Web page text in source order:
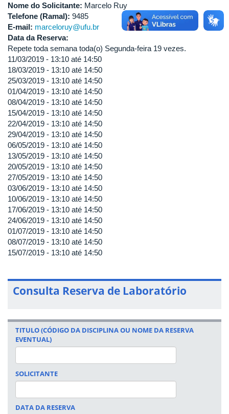
Nome do Solicitante: Marcelo Ruy
Telefone (Ramal): 9485
E-mail: marceloruy@ufu.br
Data da Reserva:
Repete toda semana toda(o) Segunda-feira 19 vezes.
11/03/2019 - 13:10 até 14:50
18/03/2019 - 13:10 até 14:50
25/03/2019 - 13:10 até 14:50
01/04/2019 - 13:10 até 14:50
08/04/2019 - 13:10 até 14:50
15/04/2019 - 13:10 até 14:50
22/04/2019 - 13:10 até 14:50
29/04/2019 - 13:10 até 14:50
06/05/2019 - 13:10 até 14:50
13/05/2019 - 13:10 até 14:50
20/05/2019 - 13:10 até 14:50
27/05/2019 - 13:10 até 14:50
03/06/2019 - 13:10 até 14:50
10/06/2019 - 13:10 até 14:50
17/06/2019 - 13:10 até 14:50
24/06/2019 - 13:10 até 14:50
01/07/2019 - 13:10 até 14:50
08/07/2019 - 13:10 até 14:50
15/07/2019 - 13:10 até 14:50
Consulta Reserva de Laboratório
TITULO (CÓDIGO DA DISCIPLINA OU NOME DA RESERVA
EVENTUAL)
SOLICITANTE
DATA DA RESERVA